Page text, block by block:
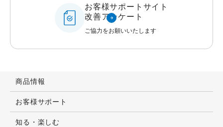
お客様サポートサイト
改善アンケート
ご協力をお願いいたします
商品情報
お客様サポート
知る・楽しむ